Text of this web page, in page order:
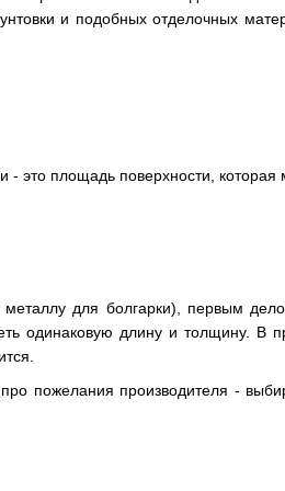
и подобных отделочных
это площадь поверхности,
для болгарки), первым
одинаковую длину и толщину. В
пожелания производителя -